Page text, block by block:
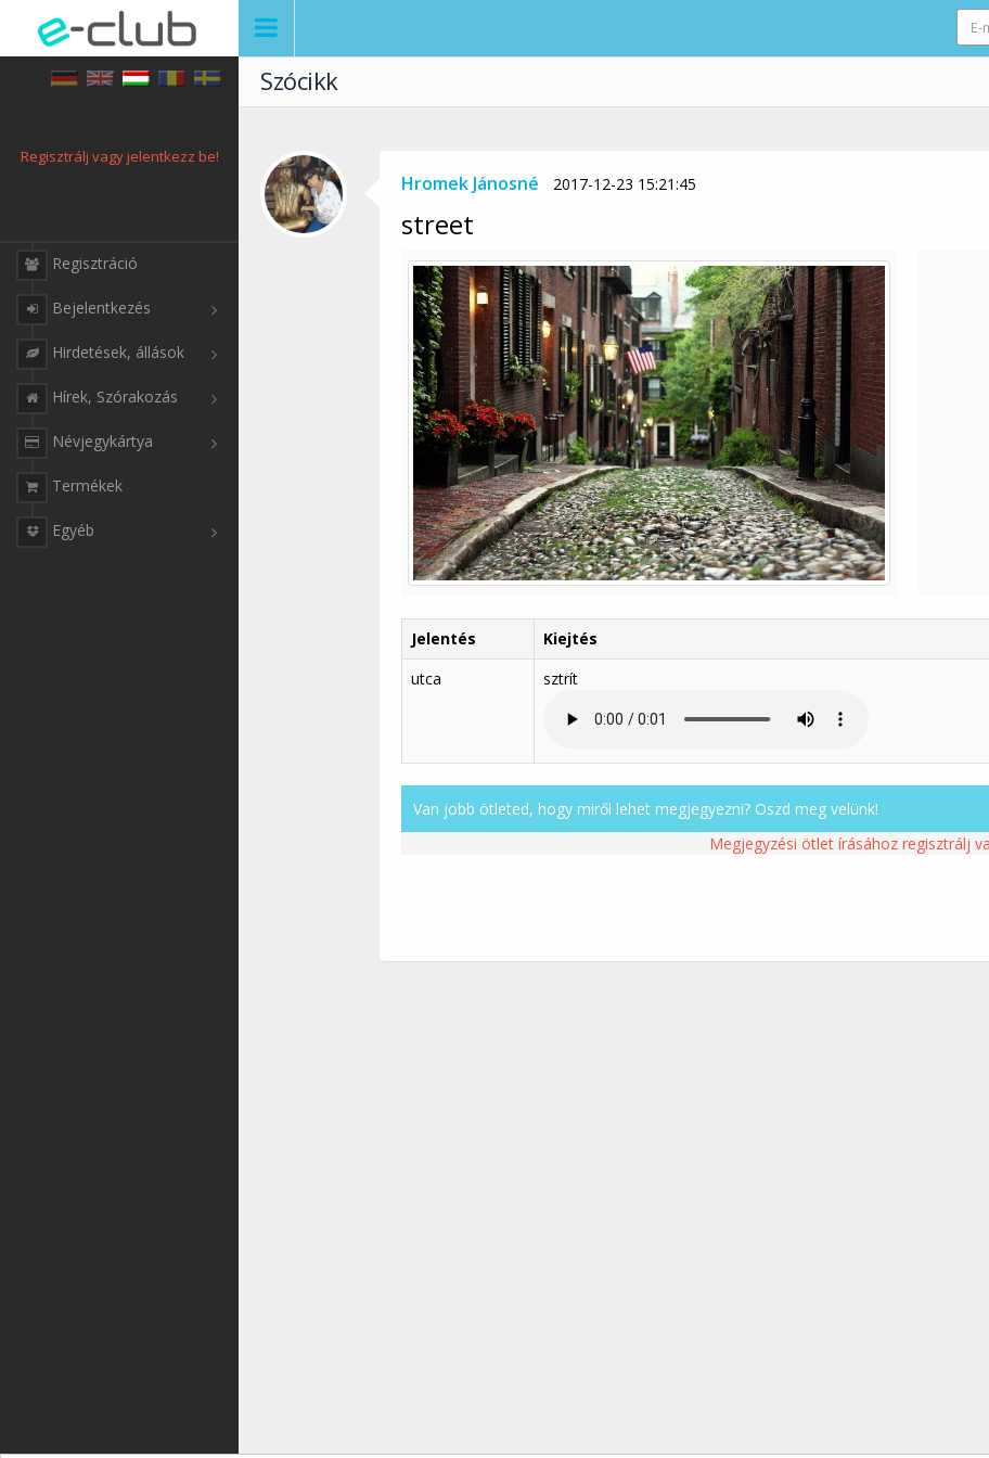
Regisztrálj vagy jelentkezz be!
Regisztráció
Bejelentkezés
Hirdetések, állások
Hírek, Szórakozás
Névjegykártya
Termékek
Egyéb
Szócikk
Hromek Jánosné 2017-12-23 15:21:45
street
Jelentés Kiejtés
utca
sztrít
Van jobb ötleted, hogy miről lehet megjegyezni? Oszd meg velünk!
Megjegyzési ötlet írásához regisztrálj